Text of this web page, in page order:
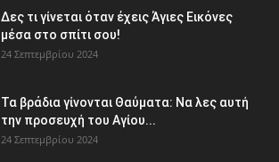
Δες τι γίνεται όταν έχεις Άγιες Εικόνες
μέσα στο σπίτι σου!
24 Σεπτεμβρίου 2024
Τα βράδια γίνονται Θαύματα: Να λες αυτή
την προσευχή του Αγίου...
24 Σεπτεμβρίου 2024